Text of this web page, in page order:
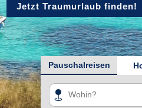
Jetzt Traumurlaub finden!
Pauschalreisen